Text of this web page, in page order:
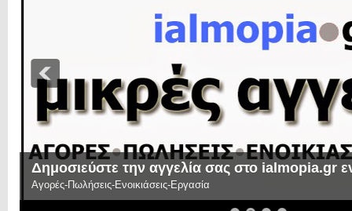
Δημοσιεύστε την αγγελία σας στο ialmopia.gr
Αγορές-Πωλήσεις-Ενοικιάσεις-Εργασία